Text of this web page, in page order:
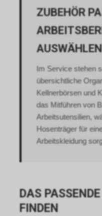
ZUBEHÖR
AUSWÄHLEN
Im Service stehen
übersichtliche
Kellnerbörsen und
das Mitführen von
Arbeitsutensilien,
Hosenträger für
Arbeitskleidung
DAS
FINDEN